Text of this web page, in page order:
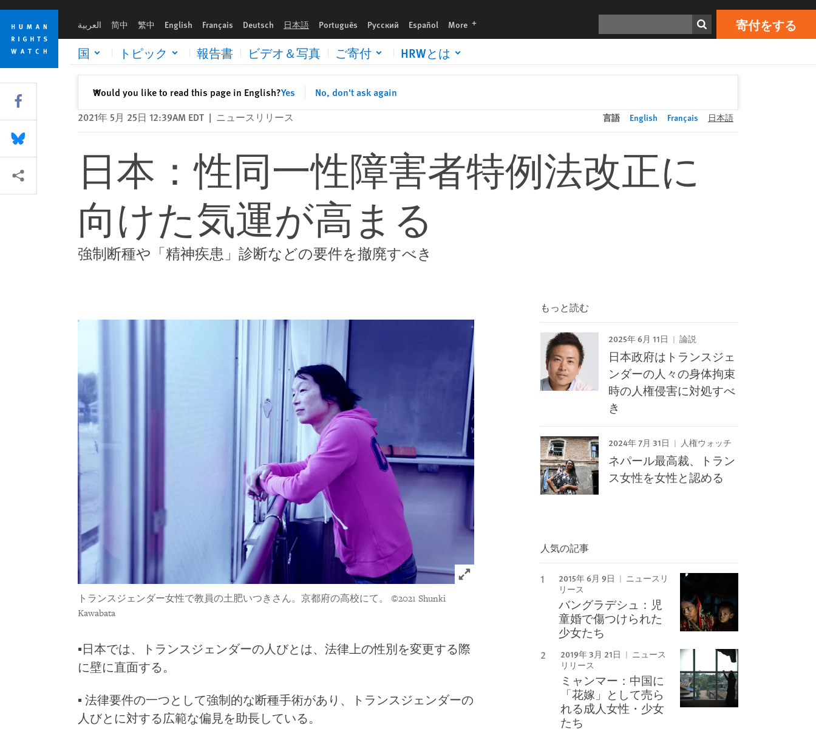
Skip
cookie
privacy
notice
Skip
main
content
العربية 简中 繁中 English Français Deutsch 日本語 Português Русский Español More languages 寄付をする
国 トピック 報告書 ビデオ＆写真 ご寄付 HRWとは
Would you like to read this page in English?Yes No, don't ask again
✕閉じる
Print 寄付をする
2021年 5月 25日 12:39AM EDT | ニュースリリース 言語 English Français 日本語
日本：性同一性障害者特例法改正に
向けた気運が高まる
強制断種や「精神疾患」診断などの要件を撤廃すべき
Click to expand Image
トランスジェンダー女性で教員の土肥いつきさん。京都府の高校にて。
©2021 Shunki
Kawabata
▪日本では、トランスジェンダーの人びとは、法律上の性別を変更する際
に壁に直面する。
▪ 法律要件の一つとして強制的な断種手術があり、トランスジェンダーの
人びとに対する広範な偏見を助長している。
もっと読む
2025年 6月 11日 論説
日本政府はトランスジェ
ンダーの人々の身体拘束
時の人権侵害に対処すべ
き
2024年 7月 31日 人権ウォッチ
ネパール最高裁、トラン
ス女性を女性と認める
人気の記事
2015年 6月 9日
ニュースリ
リース
バングラデシュ：児
童婚で傷つけられた
少女たち
2019年 3月 21日
ニュース
リリース
ミャンマー：中国に
「花嫁」として売ら
れる成人女性・少女
たち
Share this via Facebook
Share this via Bluesky
More sharing options